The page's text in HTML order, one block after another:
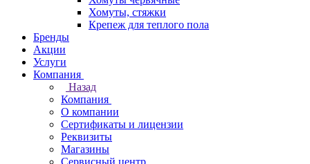
Хомуты, стяжки
Крепеж для теплого пола
Бренды
Акции
Услуги
Компания
Назад
Компания
О компании
Сертификаты и лицензии
Реквизиты
Магазины
Сервисный центр